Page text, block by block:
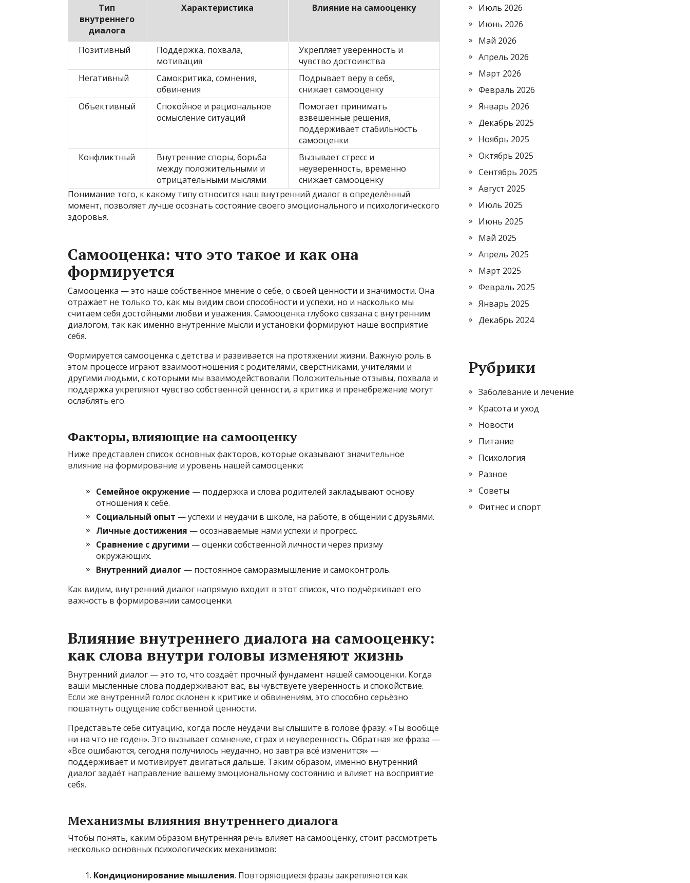
Тип
внутреннего
диалога
Характеристика Влияние на самооценку
Позитивный
Поддержка, похвала,
мотивация
Укрепляет уверенность и
чувство достоинства
Негативный
Самокритика, сомнения,
обвинения
Подрывает веру в себя,
снижает самооценку
Объективный
Спокойное и рациональное
осмысление ситуаций
Помогает принимать
взвешенные решения,
поддерживает стабильность
самооценки
Конфликтный
Внутренние споры, борьба
между положительными и
отрицательными мыслями
Вызывает стресс и
неуверенность, временно
снижает самооценку
Понимание того, к какому типу относится наш внутренний диалог в определённый
момент, позволяет лучше осознать состояние своего эмоционального и психологического
здоровья.
Самооценка: что это такое и как она
формируется
Самооценка — это наше собственное мнение о себе, о своей ценности и значимости. Она
отражает не только то, как мы видим свои способности и успехи, но и насколько мы
считаем себя достойными любви и уважения. Самооценка глубоко связана с внутренним
диалогом, так как именно внутренние мысли и установки формируют наше восприятие
себя.
Формируется самооценка с детства и развивается на протяжении жизни. Важную роль в
этом процессе играют взаимоотношения с родителями, сверстниками, учителями и
другими людьми, с которыми мы взаимодействовали. Положительные отзывы, похвала и
поддержка укрепляют чувство собственной ценности, а критика и пренебрежение могут
ослаблять его.
Факторы, влияющие на самооценку
Ниже представлен список основных факторов, которые оказывают значительное
влияние на формирование и уровень нашей самооценки:
Семейное окружение — поддержка и слова родителей закладывают основу
отношения к себе.
Социальный опыт — успехи и неудачи в школе, на работе, в общении с друзьями.
Личные достижения — осознаваемые нами успехи и прогресс.
Сравнение с другими — оценки собственной личности через призму
окружающих.
Внутренний диалог — постоянное саморазмышление и самоконтроль.
Как видим, внутренний диалог напрямую входит в этот список, что подчёркивает его
важность в формировании самооценки.
Влияние внутреннего диалога на самооценку:
как слова внутри головы изменяют жизнь
Внутренний диалог — это то, что создаёт прочный фундамент нашей самооценки. Когда
ваши мысленные слова поддерживают вас, вы чувствуете уверенность и спокойствие.
Если же внутренний голос склонен к критике и обвинениям, это способно серьёзно
пошатнуть ощущение собственной ценности.
Представьте себе ситуацию, когда после неудачи вы слышите в голове фразу: «Ты вообще
ни на что не годен». Это вызывает сомнение, страх и неуверенность. Обратная же фраза —
«Все ошибаются, сегодня получилось неудачно, но завтра всё изменится» —
поддерживает и мотивирует двигаться дальше. Таким образом, именно внутренний
диалог задаёт направление вашему эмоциональному состоянию и влияет на восприятие
себя.
Механизмы влияния внутреннего диалога
Чтобы понять, каким образом внутренняя речь влияет на самооценку, стоит рассмотреть
несколько основных психологических механизмов:
Кондиционирование мышления. Повторяющиеся фразы закрепляются как
Июль 2026
Июнь 2026
Май 2026
Апрель 2026
Март 2026
Февраль 2026
Январь 2026
Декабрь 2025
Ноябрь 2025
Октябрь 2025
Сентябрь 2025
Август 2025
Июль 2025
Июнь 2025
Май 2025
Апрель 2025
Март 2025
Февраль 2025
Январь 2025
Декабрь 2024
Рубрики
Заболевание и лечение
Красота и уход
Новости
Питание
Психология
Разное
Советы
Фитнес и спорт